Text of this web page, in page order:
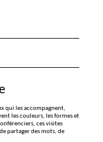
qui les accompagnent,
les couleurs, les formes et
ces visites
partager des mots, de